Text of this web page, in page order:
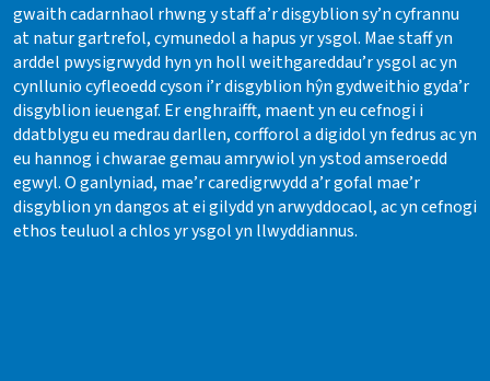
gwaith cadarnhaol rhwng y staff a’r disgyblion sy’n cyfrannu
at natur gartrefol, cymunedol a hapus yr ysgol. Mae staff yn
arddel pwysigrwydd hyn yn holl weithgareddau’r ysgol ac yn
cynllunio cyfleoedd cyson i’r disgyblion hŷn gydweithio gyda’r
disgyblion ieuengaf. Er enghraifft, maent yn eu cefnogi i
ddatblygu eu medrau darllen, corfforol a digidol yn fedrus ac yn
eu hannog i chwarae gemau amrywiol yn ystod amseroedd
egwyl. O ganlyniad, mae’r caredigrwydd a’r gofal mae’r
disgyblion yn dangos at ei gilydd yn arwyddocaol, ac yn cefnogi
ethos teuluol a chlos yr ysgol yn llwyddiannus.